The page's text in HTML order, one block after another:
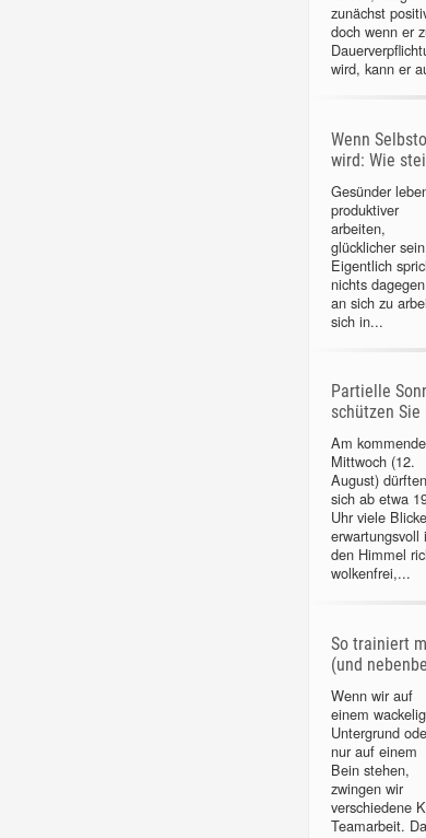
zunächst
doch wenn er
wird, kann er
Wenn
wird: Wie
Gesünder
produktiver
arbeiten,
glücklicher
Eigentlich
nichts
an sich zu
sich in...
Partielle
schützen Sie
Am
Mittwoch (12.
August) dürften
sich ab etwa
Uhr viele Blicke
erwartungsvoll
den Himmel
wolkenfrei,...
So trainiert
(und
Wenn wir auf
einem
Untergrund
nur auf einem
Bein stehen,
zwingen wir
verschiedene
Teamarbeit.